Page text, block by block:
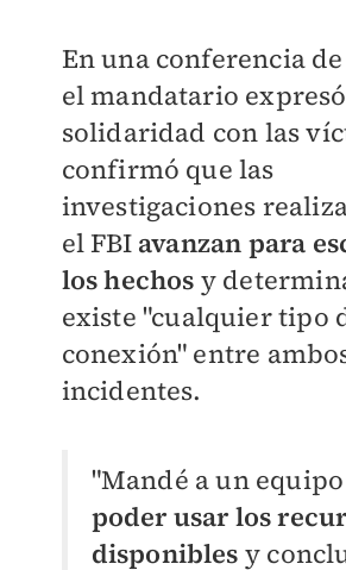
En una conferencia
el mandatario
solidaridad con las
confirmó que las
investigaciones
el FBI avanzan para
los hechos y
existe "cualquier tipo
conexión" entre
incidentes.
"Mandé a un
poder usar los
disponibles y